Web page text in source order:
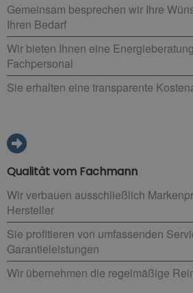
Gemeinsam besprechen wir Ihre
Ihren Bedarf
Wir bieten Ihnen eine
Fachpersonal
Sie erhalten eine transparente
Qualität vom Fachmann
Wir verbauen ausschließlich
Hersteller
Sie profitieren von umfassenden
Garantieleistungen
Wir übernehmen die regelmäßige